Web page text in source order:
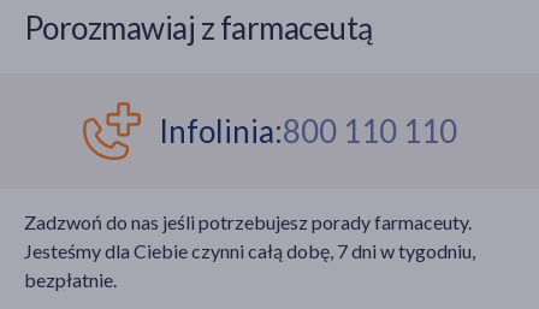
Porozmawiaj z farmaceutą
Infolinia:800 110 110
Zadzwoń do nas jeśli potrzebujesz porady farmaceuty.
Jesteśmy dla Ciebie czynni całą dobę, 7 dni w tygodniu,
bezpłatnie.